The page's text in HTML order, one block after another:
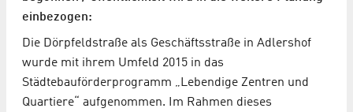
einbezogen:
Die Dörpfeldstraße als Geschäftsstraße in Adlershof
wurde mit ihrem Umfeld 2015 in das
Städtebauförderprogramm „Lebendige Zentren und
Quartiere“ aufgenommen. Im Rahmen dieses